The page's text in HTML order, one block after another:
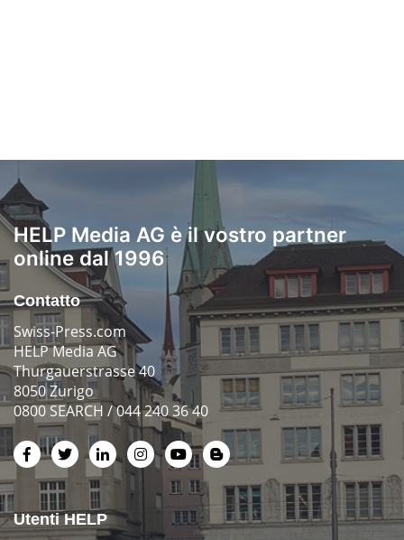
HELP Media AG è il vostro partner
online dal 1996
Contatto
Swiss-Press.com
HELP Media AG
Thurgauerstrasse 40
8050 Zurigo
0800 SEARCH / 044 240 36 40
Utenti HELP